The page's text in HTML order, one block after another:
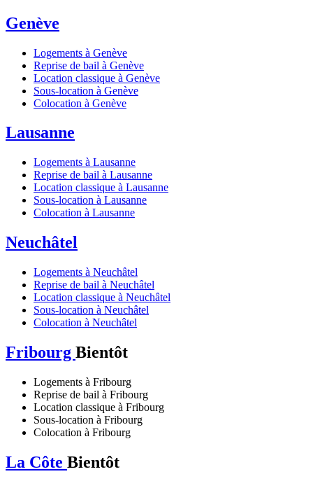
Genève
Logements à Genève
Reprise de bail à Genève
Location classique à Genève
Sous-location à Genève
Colocation à Genève
Lausanne
Logements à Lausanne
Reprise de bail à Lausanne
Location classique à Lausanne
Sous-location à Lausanne
Colocation à Lausanne
Neuchâtel
Logements à Neuchâtel
Reprise de bail à Neuchâtel
Location classique à Neuchâtel
Sous-location à Neuchâtel
Colocation à Neuchâtel
Fribourg Bientôt
Logements à Fribourg
Reprise de bail à Fribourg
Location classique à Fribourg
Sous-location à Fribourg
Colocation à Fribourg
La Côte Bientôt